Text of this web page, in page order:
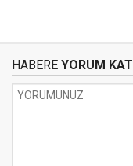
HABERE YORUM KAT